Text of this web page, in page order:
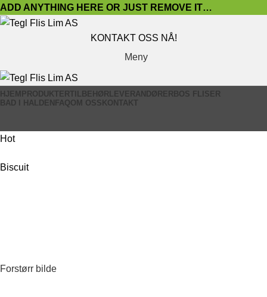
ADD ANYTHING HERE OR JUST REMOVE IT…
KONTAKT OSS NÅ!
Meny
HJEMPRODUKTERTILBEHØRLEVERANDØRERBOS FLISER
BAD I HALDENFAQOM OSSKONTAKT
Hot
Biscuit
Forstørr bilde